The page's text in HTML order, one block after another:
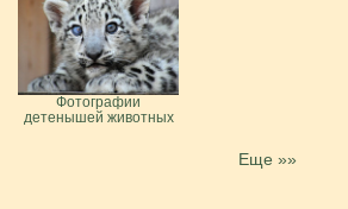
Фотографии
детенышей животных
Еще »»